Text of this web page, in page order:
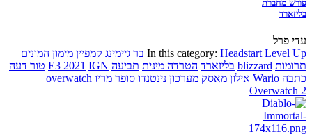
פורש מחברת
בליזארד
עדי פרל
In this category: Headstart Level Up בר גיימינג קמפיין מימון המונים
תרומות blizzard בליזארד הטרדה מינית תביעה E3 2021 IGN
טור דעה
כתבה Wario אילון מאסק מערכון נינטנדו סופר מריו overwatch
Overwatch 2